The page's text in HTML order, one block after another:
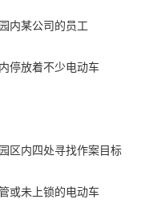
内某公司的员工
停放着不少电动车
区内四处寻找作案目标
或未上锁的电动车